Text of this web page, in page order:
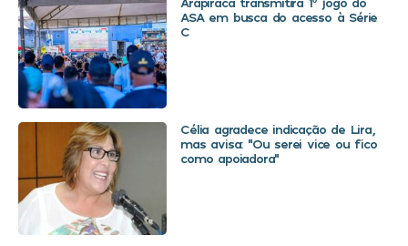
ASA em busca do acesso à Série
C
Célia agradece indicação de Lira,
mas avisa: “Ou serei vice ou fico
como apoiadora”